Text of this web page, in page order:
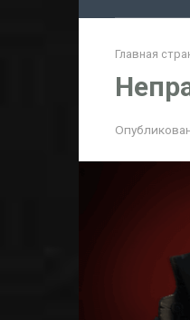
Главная